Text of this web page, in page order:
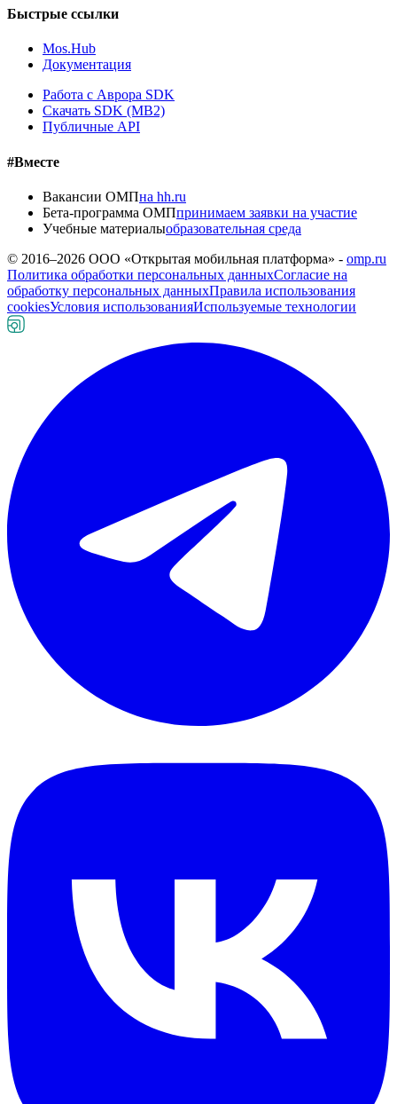
Быстрые ссылки
Mos.Hub
Документация
Работа с Аврора SDK
Скачать SDK (MB2)
Публичные API
#Вместе
Вакансии ОМПна hh.ru
Бета-программа ОМПпринимаем заявки на участие
Учебные материалыобразовательная среда
© 2016–2026 ООО «Открытая мобильная платформа» - omp.ru
Политика обработки персональных данныхСогласие на
обработку персональных данныхПравила использования
cookiesУсловия использованияИспользуемые технологии